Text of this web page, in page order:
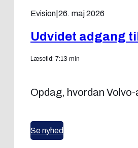
Evision 26. maj 2026
Udvidet adgang
Læsetid: 7:13 min
Opdag, hvordan
Se nyhed